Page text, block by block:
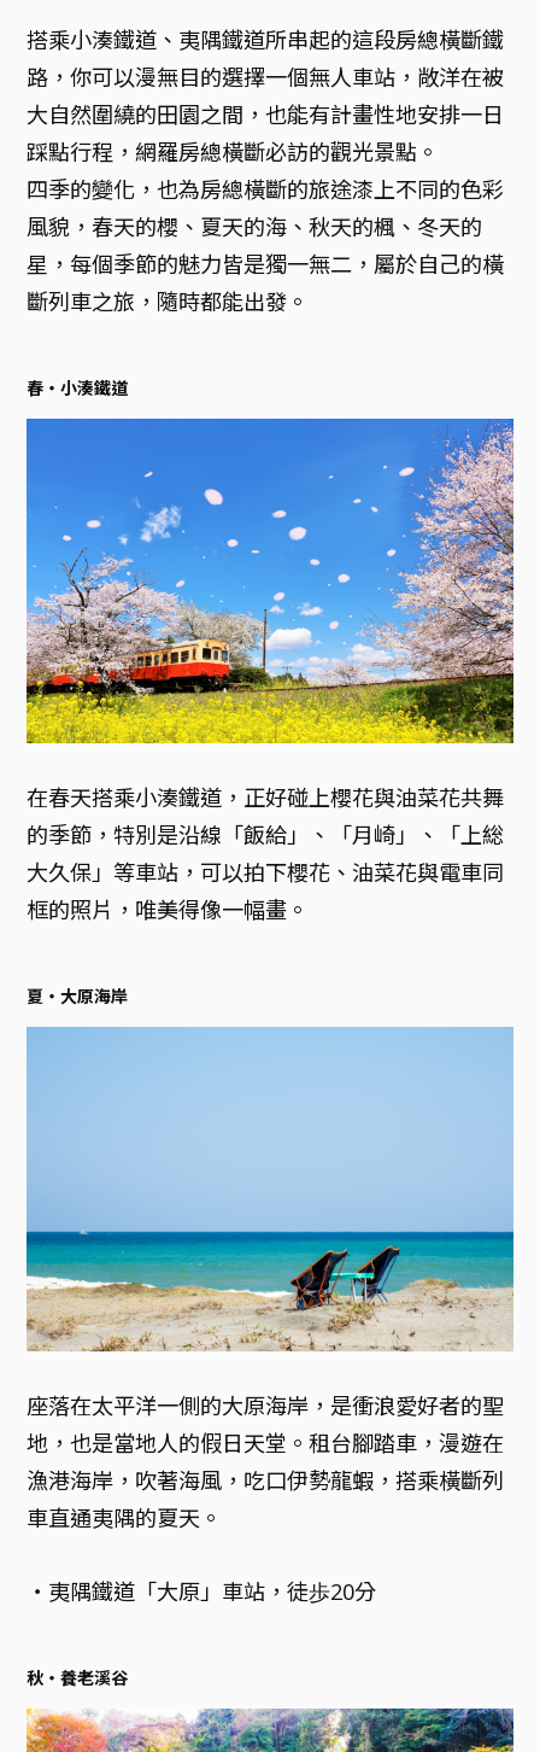
搭乘小湊鐵道、夷隅鐵道所串起的這段房總橫斷鐵
路，你可以漫無目的選擇一個無人車站，敞洋在被
大自然圍繞的田園之間，也能有計畫性地安排一日
踩點行程，網羅房總橫斷必訪的觀光景點。
四季的變化，也為房總橫斷的旅途漆上不同的色彩
風貌，春天的櫻、夏天的海、秋天的楓、冬天的
星，每個季節的魅力皆是獨一無二，屬於自己的橫
斷列車之旅，隨時都能出發。
春・小湊鐵道
在春天搭乘小湊鐵道，正好碰上櫻花與油菜花共舞
的季節，特別是沿線「飯給」、「月崎」、「上総
大久保」等車站，可以拍下櫻花、油菜花與電車同
框的照片，唯美得像一幅畫。
夏・大原海岸
座落在太平洋一側的大原海岸，是衝浪愛好者的聖
地，也是當地人的假日天堂。租台腳踏車，漫遊在
漁港海岸，吹著海風，吃口伊勢龍蝦，搭乘橫斷列
車直通夷隅的夏天。
・夷隅鐵道「大原」車站，徒歩20分
秋・養老溪谷